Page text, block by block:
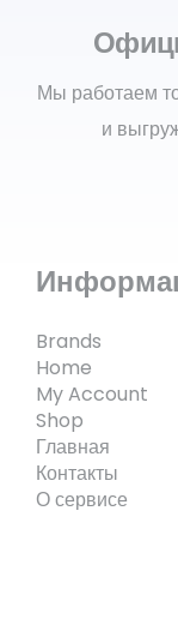
Мы работаем
и
Brands
Home
My Account
Shop
Главная
Контакты
О сервисе